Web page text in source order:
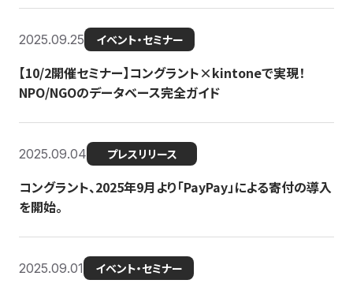
2025.09.25 イベント・セミナー
【10/2開催セミナー】コングラント×kintoneで実現！
NPO/NGOのデータベース完全ガイド
2025.09.04 プレスリリース
コングラント、2025年9月より「PayPay」による寄付の導入
を開始。
2025.09.01 イベント・セミナー